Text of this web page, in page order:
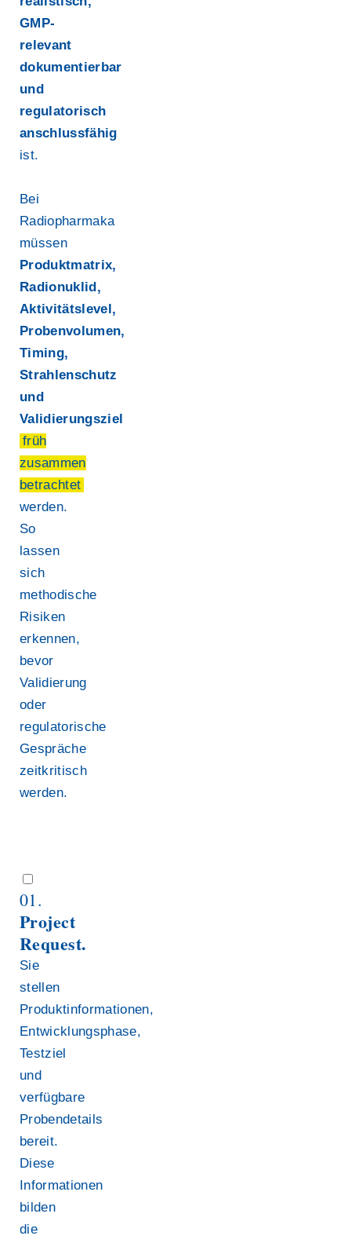
GMP-
relevant
dokumentierbar
und
regulatorisch
anschlussfähig
ist.
Bei
Radiopharmaka
müssen
Produktmatrix,
Radionuklid,
Aktivitätslevel,
Probenvolumen,
Timing,
Strahlenschutz
und
Validierungsziel
früh
zusammen
betrachtet
werden.
So
lassen
sich
methodische
Risiken
erkennen,
bevor
Validierung
oder
regulatorische
Gespräche
zeitkritisch
werden.
01.
Project
Request.
Sie
stellen
Produktinformationen,
Entwicklungsphase,
Testziel
und
verfügbare
Probendetails
bereit.
Diese
Informationen
bilden
die